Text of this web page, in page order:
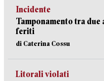
Incidente
Tamponamento tra due
feriti
di Caterina Cossu
Litorali violati